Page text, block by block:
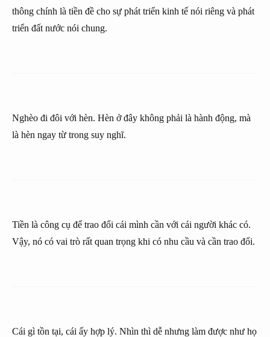
thông chính là tiền đề cho sự phát triển kinh tế nói riêng và phát
triển đất nước nói chung.
Nghèo đi đôi với hèn. Hèn ở đây không phải là hành động, mà
là hèn ngay từ trong suy nghĩ.
Tiền là công cụ để trao đổi cái mình cần với cái người khác có.
Vậy, nó có vai trò rất quan trọng khi có nhu cầu và cần trao đổi.
Cái gì tồn tại, cái ấy hợp lý. Nhìn thì dễ nhưng làm được như họ